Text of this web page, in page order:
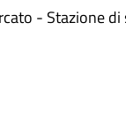
- Stazione